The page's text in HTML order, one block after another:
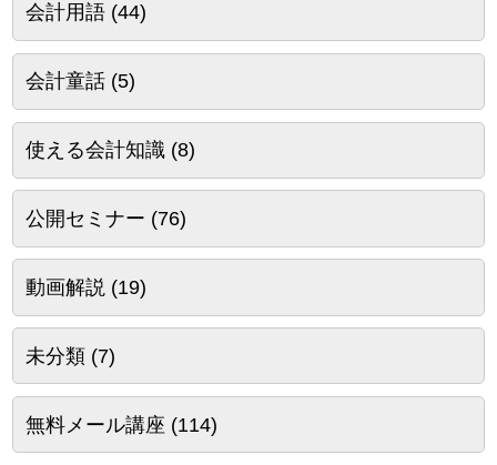
会計用語(44)
会計童話(5)
使える会計知識(8)
公開セミナー (76)
動画解説 (19)
未分類(7)
無料メール講座 (114)